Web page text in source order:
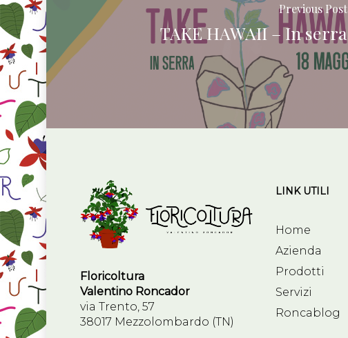
Previous Post
TAKE HAWAII – In serra
Floricoltura
Valentino Roncador
via Trento, 57
38017 Mezzolombardo (TN)
LINK UTILI
Home
Azienda
Prodotti
Servizi
Roncablog